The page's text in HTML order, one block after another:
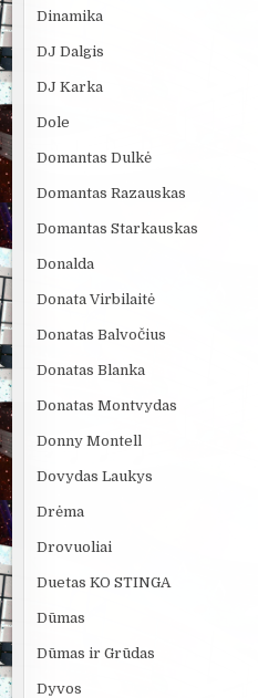
Dinamika
DJ Dalgis
DJ Karka
Dole
Domantas Dulkė
Domantas Razauskas
Domantas Starkauskas
Donalda
Donata Virbilaitė
Donatas Balvočius
Donatas Blanka
Donatas Montvydas
Donny Montell
Dovydas Laukys
Drėma
Drovuoliai
Duetas KO STINGA
Dūmas
Dūmas ir Grūdas
Dyvos